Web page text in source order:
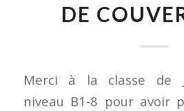
DE
Merci à la classe de
niveau B1-8 pour avoir